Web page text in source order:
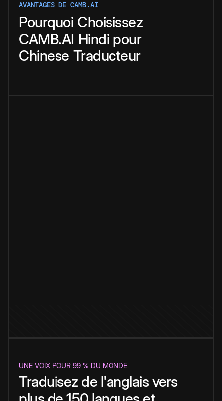
AVANTAGES DE CAMB.AI
Pourquoi Choisissez
CAMB.AI Hindi pour
Chinese Traducteur
UNE VOIX POUR 99 % DU MONDE
Traduisez de l'anglais vers